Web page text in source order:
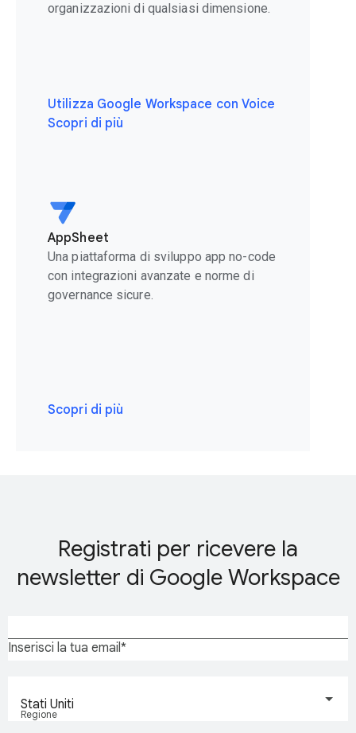
organizzazioni di qualsiasi dimensione.
Utilizza Google Workspace con Voice
Scopri di più
AppSheet
Una piattaforma di sviluppo app no-code
con integrazioni avanzate e norme di
governance sicure.
Scopri di più
Registrati per ricevere la
newsletter di Google Workspace
Inserisci la tua email
Regione
Stati Uniti